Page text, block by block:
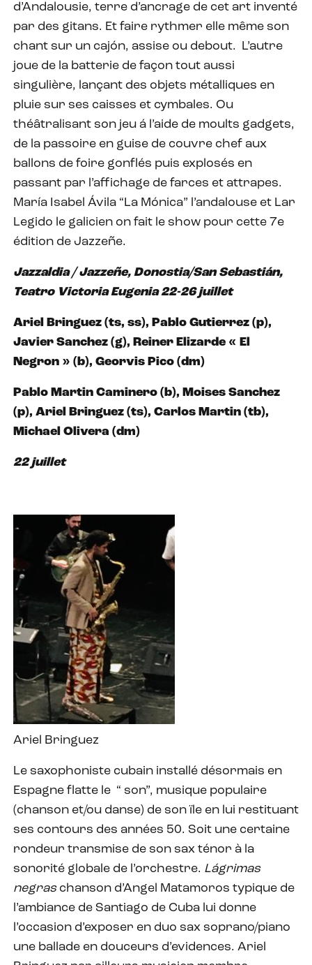
d’Andalousie, terre d’ancrage de cet art inventé
par des gitans. Et faire rythmer elle même son
chant sur un cajón, assise ou debout. L’autre
joue de la batterie de façon tout aussi
singulière, lançant des objets métalliques en
pluie sur ses caisses et cymbales. Ou
théâtralisant son jeu á l’aide de moults gadgets,
de la passoire en guise de couvre chef aux
ballons de foire gonflés puis explosés en
passant par l’affichage de farces et attrapes.
María Isabel Ávila “La Mónica” l’andalouse et Lar
Legido le galicien on fait le show pour cette 7e
édition de Jazzeñe.
Jazzaldia / Jazzeñe, Donostia/San Sebastián,
Teatro Victoria Eugenia 22-26 juillet
Ariel Bringuez (ts, ss), Pablo Gutierrez (p),
Javier Sanchez (g), Reiner Elizarde « El
Negron » (b), Georvis Pico (dm)
Pablo Martin Caminero (b), Moises Sanchez
(p), Ariel Bringuez (ts), Carlos Martin (tb),
Michael Olivera (dm)
22 juillet
Ariel Bringuez
Le saxophoniste cubain installé désormais en
Espagne flatte le “ son”, musique populaire
(chanson et/ou danse) de son ïle en lui restituant
ses contours des années 50. Soit une certaine
rondeur transmise de son sax ténor à la
sonorité globale de l’orchestre. Lágrimas
negraschanson d’Angel Matamoros typique de
l’ambiance de Santiago de Cuba lui donne
l’occasion d’exposer en duo sax soprano/piano
une ballade en douceurs d’evidences. Ariel